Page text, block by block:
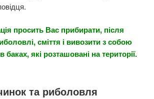
просить Вас прибирати, після
сміття і вивозити з собою
які розташовані на території.
та риболовля